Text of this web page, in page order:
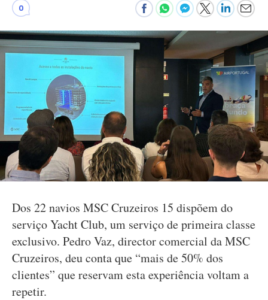
0
Dos 22 navios MSC Cruzeiros 15 dispõem do
serviço Yacht Club, um serviço de primeira classe
exclusivo. Pedro Vaz, director comercial da MSC
Cruzeiros, deu conta que “mais de 50% dos
clientes” que reservam esta experiência voltam a
repetir.